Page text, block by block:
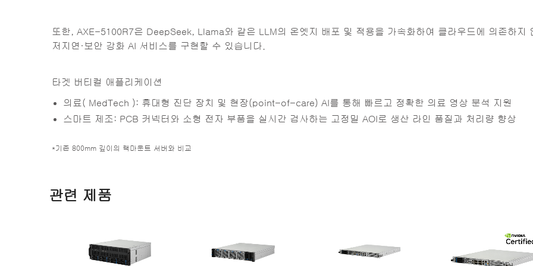
또한, AXE-5100R7은 DeepSeek, Llama와 같은 LLM의 온엣지 배포 및 적용을 가속화하여 클라우드에 의존하지
저지연·보안 강화 AI 서비스를 구현할 수 있습니다.
타겟 버티컬 애플리케이션
의료( MedTech ): 휴대형 진단 장치 및 현장(point-of-care) AI를 통해 빠르고 정확한 의료 영상 분석 지원
스마트 제조: PCB 커넥터와 소형 전자 부품을 실시간 검사하는 고정밀 AOI로 생산 라인 품질과 처리량 향상
*기존 800mm 깊이의 랙마운트 서버와 비교
관련 제품